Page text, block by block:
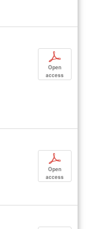
p
Open
access
p
Open
access